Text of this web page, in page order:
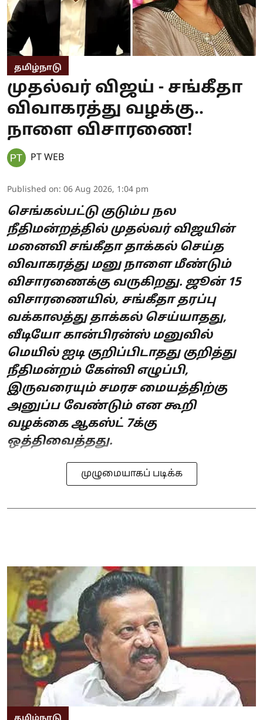
தமிழ்நாடு
முதல்வர் விஜய் - சங்கீதா
விவாகரத்து வழக்கு..
நாளை விசாரணை!
PT WEB
Published on: 06 Aug 2026, 1:04 pm
செங்கல்பட்டு குடும்ப நல
நீதிமன்றத்தில் முதல்வர் விஜயின்
மனைவி சங்கீதா தாக்கல் செய்த
விவாகரத்து மனு நாளை மீண்டும்
விசாரணைக்கு வருகிறது. ஜூன் 15
விசாரணையில், சங்கீதா தரப்பு
வக்காலத்து தாக்கல் செய்யாதது,
வீடியோ கான்பிரன்ஸ் மனுவில்
மெயில் ஐடி குறிப்பிடாதது குறித்து
நீதிமன்றம் கேள்வி எழுப்பி,
இருவரையும் சமரச மையத்திற்கு
அனுப்ப வேண்டும் என கூறி
வழக்கை ஆகஸ்ட் 7க்கு
ஒத்திவைத்தது.
முழுமையாகப் படிக்க